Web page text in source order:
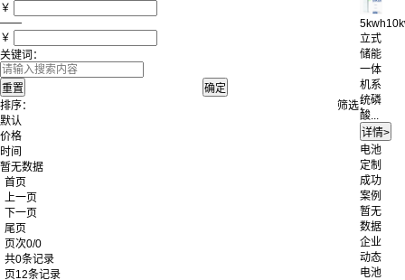
立式
储能
一体
机系
统磷
酸...
电池
定制
成功
案例
暂无
数据
企业
动态
电池
￥
——
￥
关键词：
排序：
默认
价格
时间
筛选：
暂无数据
首页
上一页
下一页
尾页
页次0/0
共0条记录
页12条记录